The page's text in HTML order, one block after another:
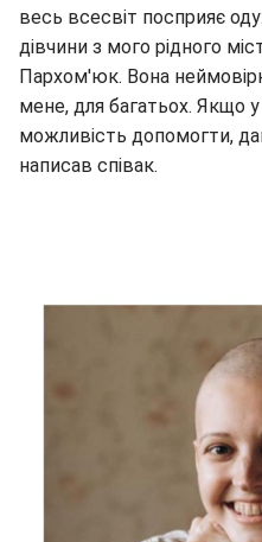
весь всесвіт посприяє
дівчини з мого рідного
Пархом'юк. Вона
мене, для багатьох. Якщо
можливість допомогти,
написав співак.